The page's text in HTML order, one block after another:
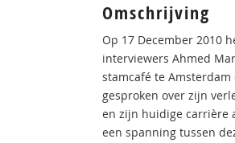
Omschrijving
Op 17 December 2010
interviewers Ahmed
stamcafé te Amsterdam
gesproken over zijn
en zijn huidige carrière
een spanning tussen